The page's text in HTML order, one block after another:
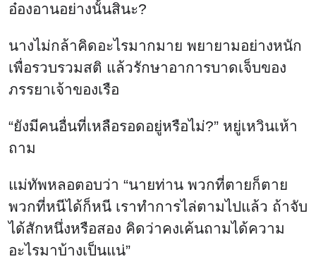
อ๋องอานอย่างนั้นสินะ?
นางไม่กล้าคิดอะไรมากมาย พยายามอย่างหนัก
เพื่อรวบรวมสติ แล้วรักษาอาการบาดเจ็บของ
ภรรยาเจ้าของเรือ
“ยังมีคนอื่นที่เหลือรอดอยู่หรือไม่?” หยู่เหวินเห้า
ถาม
แม่ทัพหลอตอบว่า “นายท่าน พวกที่ตายก็ตาย
พวกที่หนีได้ก็หนี เราทำการไล่ตามไปแล้ว ถ้าจับ
ได้สักหนึ่งหรือสอง คิดว่าคงเค้นถามได้ความ
อะไรมาบ้างเป็นแน่”